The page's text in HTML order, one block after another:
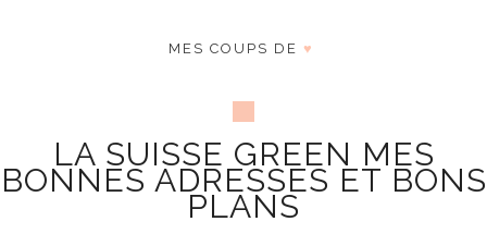
MES COUPS DE ♥
LA SUISSE GREEN MES
BONNES ADRESSES ET BONS
PLANS